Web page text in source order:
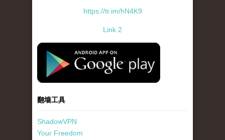
https://tr.im/hN4K9
Link 2
standard-icon-googleplay-app-store.png
翻墙工具
ShadowVPN
Your Freedom